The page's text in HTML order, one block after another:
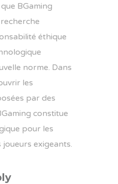
BGaming
éthique
norme. Dans
les
par des
constitue
pour les
exigeants.